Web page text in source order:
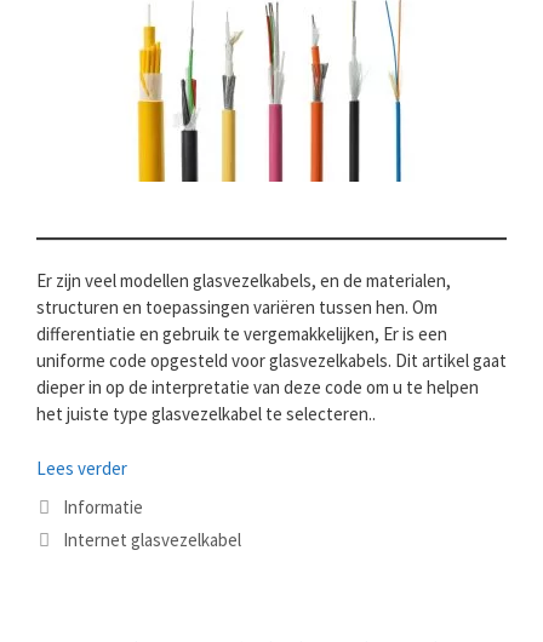
Er zijn veel modellen glasvezelkabels, en de materialen,
structuren en toepassingen variëren tussen hen. Om
differentiatie en gebruik te vergemakkelijken, Er is een
uniforme code opgesteld voor glasvezelkabels. Dit artikel gaat
dieper in op de interpretatie van deze code om u te helpen
het juiste type glasvezelkabel te selecteren..
Lees verder
Categorieën
Informatie
Tags
Internet glasvezelkabel